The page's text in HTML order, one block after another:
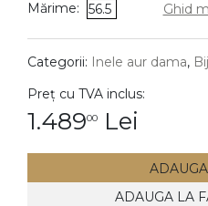
DIAMANTE
Cercei
Mărime: 56.5 Ghid
Categorii: Inele aur dama,
Preț cu TVA inclus:
1.48900 Lei
ADAUGA LA